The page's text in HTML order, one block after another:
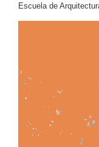
Escuela de